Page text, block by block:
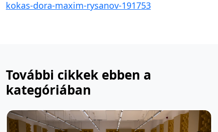
kokas-dora-maxim-rysanov-191753
További cikkek ebben a
kategóriában